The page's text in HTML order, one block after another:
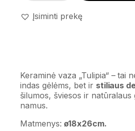
Įsiminti prekę
Keraminė vaza „Tulipia“ – tai
indas gėlėms, bet ir stiliaus
šilumos, šviesos ir
namus.
Matmenys: ø18x26cm.